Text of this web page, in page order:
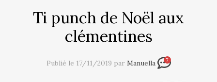
Ti punch de Noël aux
clémentines
Publié le 17/11/2019 par Manuella 7